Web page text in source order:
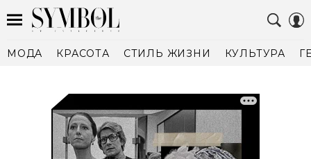
МОДА КРАСОТА СТИЛЬ ЖИЗНИ КУЛЬТУРА